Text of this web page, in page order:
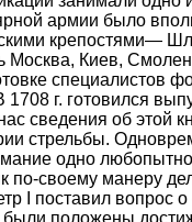
армии было
крепостями—
Киев,
специалистов
г. готовился
об этой
стрельбы.
одно
своему манеру
I поставил